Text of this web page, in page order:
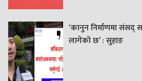
‘कानुन निर्माणमा
लागेको छ’ : सुहाङ